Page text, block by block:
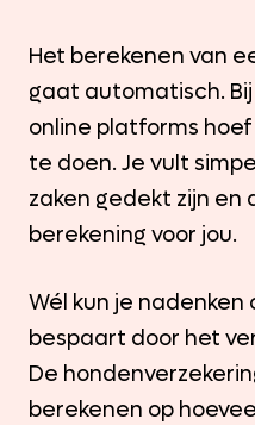
Het berekenen van
gaat automatisch.
online platforms
te doen. Je vult
zaken gedekt zijn en
berekening voor jou.
Wél kun je nadenken
bespaart door het
De
berekenen op